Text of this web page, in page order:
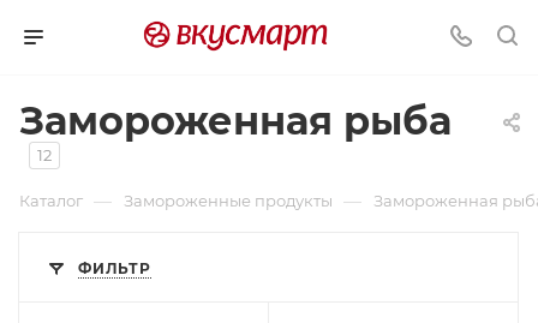
Замороженная рыба
12
Каталог — Замороженные продукты — Замороженная
ФИЛЬТР